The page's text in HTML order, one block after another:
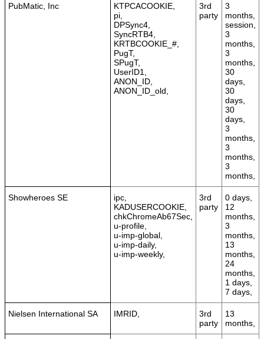
PubMatic, Inc
KTPCACOOKIE,
pi,
DPSync4,
SyncRTB4,
KRTBCOOKIE_#,
PugT,
SPugT,
UserID1,
ANON_ID,
ANON_ID_old,
3rd
party
3
months,
session,
3
months,
3
months,
30
days,
30
days,
30
days,
3
months,
3
months,
3
months,
Showheroes SE
ipc,
KADUSERCOOKIE,
chkChromeAb67Sec,
u-profile,
u-imp-global,
u-imp-daily,
u-imp-weekly,
3rd
party
0 days,
12
months,
3
months,
13
months,
24
months,
1 days,
7 days,
Nielsen International SA IMRID,
3rd
party
13
months,